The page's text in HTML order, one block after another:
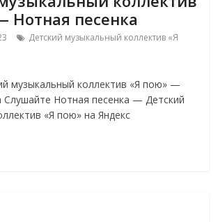
Нотная песенка
Детский музыкальный коллектив «Я
музыкальный коллектив «Я пою» —
Слушайте Нотная песенка — Детский
«Я пою» на Яндекс